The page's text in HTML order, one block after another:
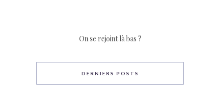
On se rejoint là bas ?
DERNIERS POSTS